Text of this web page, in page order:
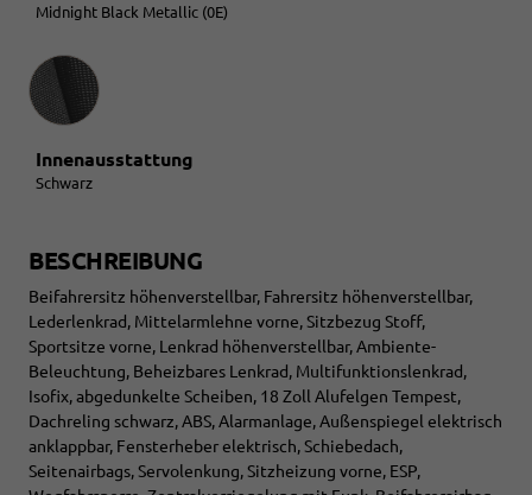
Midnight Black Metallic (0E)
Innenausstattung
Innenausstattung
Schwarz
BESCHREIBUNG
Beifahrersitz höhenverstellbar, Fahrersitz höhenverstellbar,
Lederlenkrad, Mittelarmlehne vorne, Sitzbezug Stoff,
Sportsitze vorne, Lenkrad höhenverstellbar, Ambiente-
Beleuchtung, Beheizbares Lenkrad, Multifunktionslenkrad,
Isofix, abgedunkelte Scheiben, 18 Zoll Alufelgen Tempest,
Dachreling schwarz, ABS, Alarmanlage, Außenspiegel elektrisch
anklappbar, Fensterheber elektrisch, Schiebedach,
Seitenairbags, Servolenkung, Sitzheizung vorne, ESP,